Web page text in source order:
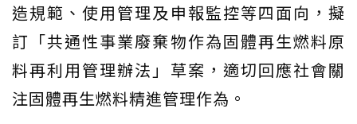
造規範、使用管理及申報監控等四面向，擬
訂「共通性事業廢棄物作為固體再生燃料原
料再利用管理辦法」草案，適切回應社會關
注固體再生燃料精進管理作為。